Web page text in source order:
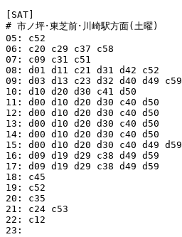
[SAT]
# 市ノ坪･東芝前･川崎駅方面(土曜)
05: c52
06: c20 c29 c37 c58
07: c09 c31 c51
08: d01 d11 c21 d31 d42 c52
09: d03 d13 c23 d32 d40 d49 c59
10: d10 d20 d30 c41 d50
11: d00 d10 d20 d30 c40 d50
12: d00 d10 d20 d30 c40 d50
13: d00 d10 d20 d30 c40 d50
14: d00 d10 d20 d30 c40 d50
15: d00 d10 d20 d30 c40 d49 d59
16: d09 d19 d29 c38 d49 d59
17: d09 d19 d29 c38 d49 d59
18: c45
19: c52
20: c35
21: c24 c53
22: c12
23: